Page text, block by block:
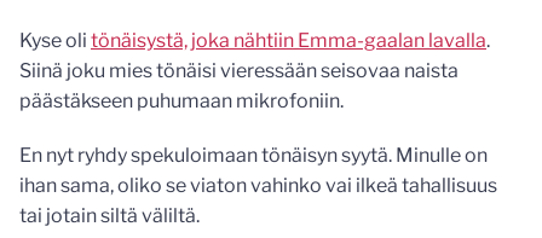
Kyse oli tönäisystä, joka nähtiin Emma-gaalan lavalla.
Siinä joku mies tönäisi vieressään seisovaa naista
päästäkseen puhumaan mikrofoniin.
En nyt ryhdy spekuloimaan tönäisyn syytä. Minulle on
ihan sama, oliko se viaton vahinko vai ilkeä tahallisuus
tai jotain siltä väliltä.